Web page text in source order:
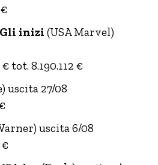
inizi (USA Marvel)
tot. 8.190.112 €
uscita 27/08
uscita 6/08